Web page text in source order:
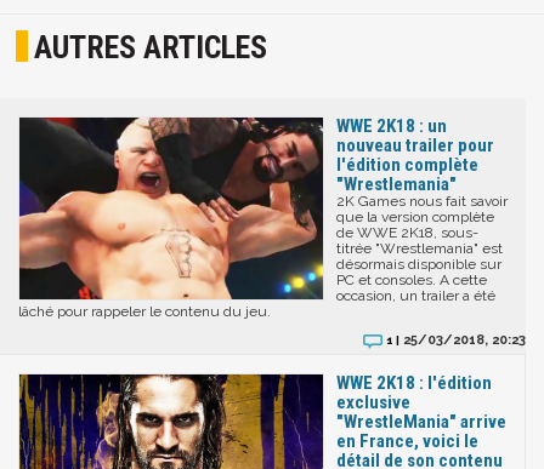
AUTRES ARTICLES
WWE 2K18 : un
nouveau trailer pour
l'édition complète
"Wrestlemania"
2K Games nous fait savoir
que la version complète
de WWE 2K18, sous-
titrée "Wrestlemania" est
désormais disponible sur
PC et consoles. A cette
occasion, un trailer a été
lâché pour rappeler le contenu du jeu.
1 | 25/03/2018, 20:23
WWE 2K18 : l'édition
exclusive
"WrestleMania" arrive
en France, voici le
détail de son contenu